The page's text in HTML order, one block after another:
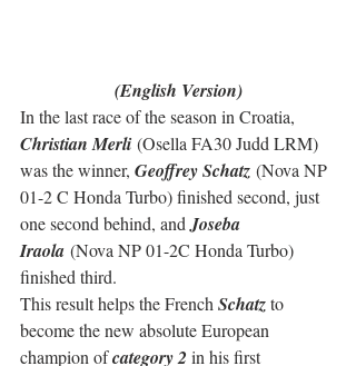
(English Version)
In the last race of the season in Croatia,
Christian Merli (Osella FA30 Judd LRM)
was the winner, Geoffrey Schatz (Nova NP
01-2 C Honda Turbo) finished second, just
one second behind, and Joseba
Iraola (Nova NP 01-2C Honda Turbo)
finished third.
This result helps the French Schatz to
become the new absolute European
champion of category 2 in his first